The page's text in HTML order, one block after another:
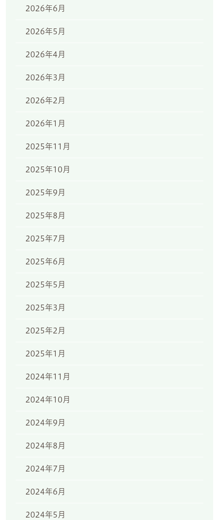
2026年6月
2026年5月
2026年4月
2026年3月
2026年2月
2026年1月
2025年11月
2025年10月
2025年9月
2025年8月
2025年7月
2025年6月
2025年5月
2025年3月
2025年2月
2025年1月
2024年11月
2024年10月
2024年9月
2024年8月
2024年7月
2024年6月
2024年5月